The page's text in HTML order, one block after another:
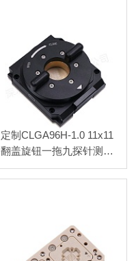
定制CLGA96H-1.0 11x11
翻盖旋钮一拖九探针测试
座